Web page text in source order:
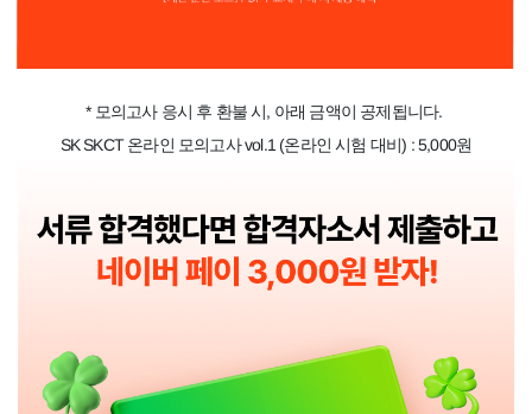
* 모의고사 응시 후 환불 시, 아래 금액이 공제됩니다.
SK SKCT 온라인 모의고사 vol.1 (온라인 시험 대비) : 5,000원